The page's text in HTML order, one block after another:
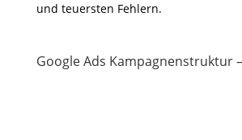
und teuersten Fehlern.
Google Ads Kampagnenstruktur